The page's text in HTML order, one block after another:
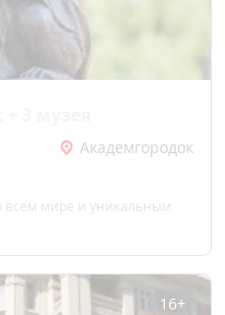
Академгородок
всем мире и уникальным
16+